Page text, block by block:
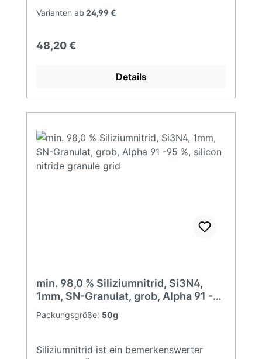
starken Temperaturwechseln
seines vergleichsweise hohen Preises
bereits in großer Menge in Sensoren des
eingesetzt.Chemisch/physikalische
2,0 %Aluminiummax. 0,08 %Calciummax.
0,02 %Eisenmax. 0,06 %BET10 - 12
m²/gFreies Simax. 0,2 %Alpha Phasemin.
Varianten ab 24,99 €
Regulärer Preis:
48,20 €
Details
min. 98,0 % Siliziumnitrid, Si3N4,
1mm, SN-Granulat, grob, Alpha 91 -95
%, silicon nitride granule grid
Packungsgröße: 50g
Siliziumnitrid ist ein bemerkenswerter